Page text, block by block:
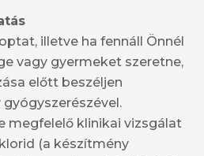
illetve ha fennáll Önnél
vagy gyermeket szeretne,
előtt beszéljen
megfelelő klinikai vizsgálat
(a készítmény